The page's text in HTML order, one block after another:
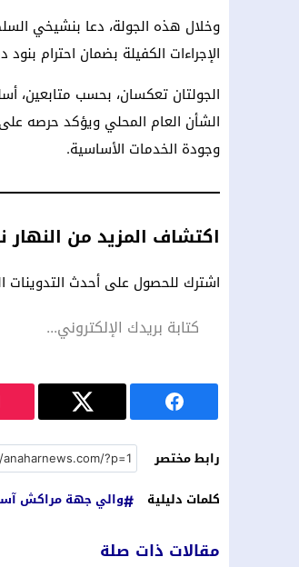
وخلال هذه الجولة، دعا بنشيخي
الإجراءات الكفيلة بضمان احترام
الجولتان تعكسان، بحسب متابعين،
الشأن العام المحلي ويؤكد حرصه على
وجودة الخدمات الأساسية.
اكتشاف المزيد من النهار
اشترك للحصول على أحدث التدوينات
رابط مختصر
كلمات دليلية
والي جهة مراكش
مقالات ذات صلة